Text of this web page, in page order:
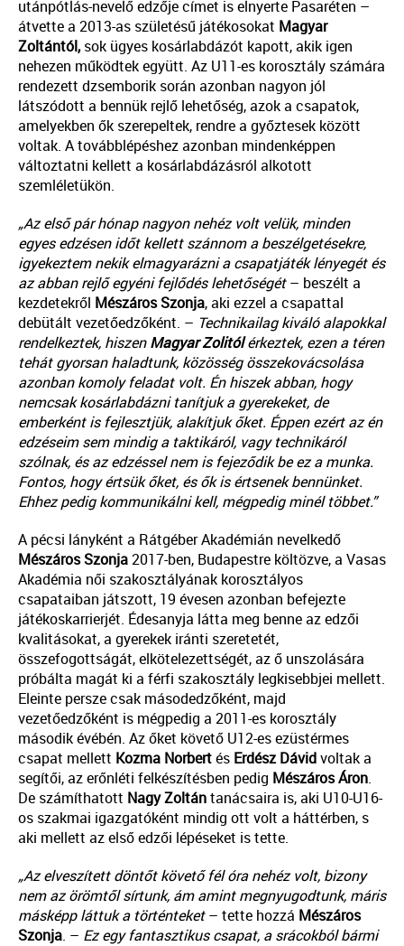
utánpótlás-nevelő edzője címet is elnyerte Pasaréten –
átvette a 2013-as születésű játékosokat Magyar
Zoltántól,sok ügyes kosárlabdázót kapott, akik igen
nehezen működtek együtt. Az U11-es korosztály számára
rendezett dzsemborik során azonban nagyon jól
látszódott a bennük rejlő lehetőség, azok a csapatok,
amelyekben ők szerepeltek, rendre a győztesek között
voltak. A továbblépéshez azonban mindenképpen
változtatni kellett a kosárlabdázásról alkotott
szemléletükön.
„Az első pár hónap nagyon nehéz volt velük, minden
egyes edzésen időt kellett szánnom a beszélgetésekre,
igyekeztem nekik elmagyarázni a csapatjáték lényegét és
az abban rejlő egyéni fejlődés lehetőségét– beszélt a
kezdetekről MészárosSzonja, aki ezzel a csapattal
debütált vezetőedzőként. – Technikailag kiváló alapokkal
rendelkeztek, hiszenMagyar Zolitólérkeztek, ezen a téren
tehát gyorsan haladtunk, közösség összekovácsolása
azonban komoly feladat volt. Én hiszek abban, hogy
nemcsak kosárlabdázni tanítjuk a gyerekeket, de
emberként is fejlesztjük, alakítjuk őket. Éppen ezért az én
edzéseim sem mindig a taktikáról, vagy technikáról
szólnak, és az edzéssel nem is fejeződik be ez a munka.
Fontos, hogy értsük őket, és ők is értsenek bennünket.
Ehhez pedig kommunikálni kell, mégpedig minél többet.”
A pécsi lányként a Rátgéber Akadémián nevelkedő
MészárosSzonja2017-ben, Budapestre költözve, a Vasas
Akadémia női szakosztályának korosztályos
csapataiban játszott, 19 évesen azonban befejezte
játékoskarrierjét. Édesanyja látta meg benne az edzői
kvalitásokat, a gyerekek iránti szeretetét,
összefogottságát, elkötelezettségét, az ő unszolására
próbálta magát ki a férfi szakosztály legkisebbjei mellett.
Eleinte persze csak másodedzőként, majd
vezetőedzőként is mégpedig a 2011-es korosztály
második évébén. Az őket követő U12-es ezüstérmes
csapat mellett Kozma Norbertés Erdész Dávidvoltak a
segítői, az erőnléti felkészítésben pedig Mészáros Áron.
De számíthatott Nagy Zoltántanácsaira is, aki U10-U16-
os szakmai igazgatóként mindig ott volt a háttérben, s
aki mellett az első edzői lépéseket is tette.
„Az elveszített döntőt követő fél óra nehéz volt, bizony
nem az örömtől sírtunk, ám amint megnyugodtunk, máris
másképp láttuk a történteket– tette hozzá Mészáros
Szonja. – Ez egy fantasztikus csapat, a srácokból bármi